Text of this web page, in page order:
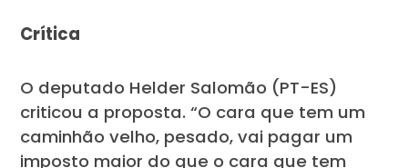
Crítica
O deputado Helder Salomão (PT-ES)
criticou a proposta. “O cara que tem um
caminhão velho, pesado, vai pagar um
imposto maior do que o cara que tem